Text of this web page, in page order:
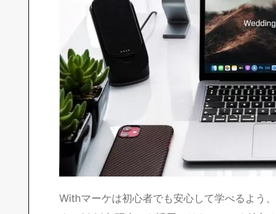
Withマーケは初心者でも安心して学べるよう、